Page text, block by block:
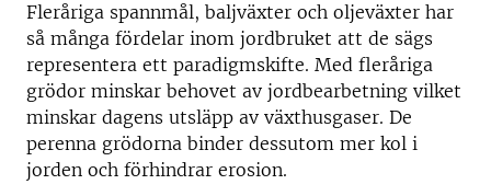
Fleråriga spannmål, baljväxter och oljeväxter har
så många fördelar inom jordbruket att de sägs
representera ett paradigmskifte. Med fleråriga
grödor minskar behovet av jordbearbetning vilket
minskar dagens utsläpp av växthusgaser. De
perenna grödorna binder dessutom mer kol i
jorden och förhindrar erosion.